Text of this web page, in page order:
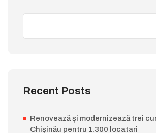
Recent Posts
Renovează și modernizează trei
Chișinău pentru 1.300 locatari